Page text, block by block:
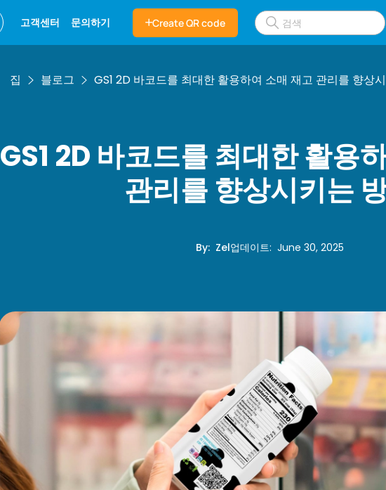
고객센터 문의하기 Create QR code
집 블로그 GS1 2D 바코드를 최대한 활용하여 소매 재고 관리를 향상
GS1 2D 바코드를 최대한 활용
관리를 향상시키는
By: Zel업데이트:June 30, 2025